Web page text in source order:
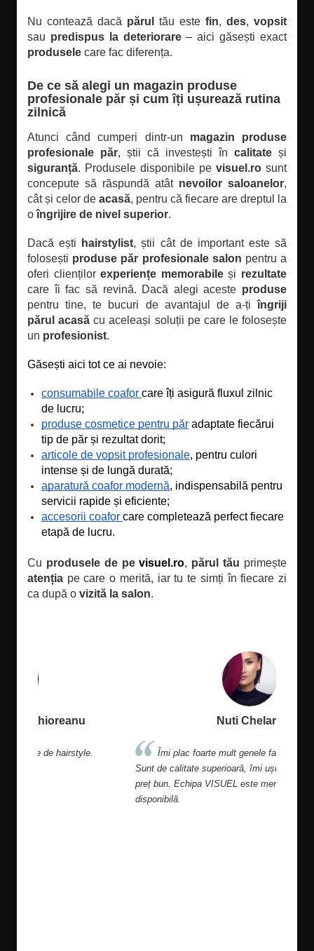
Nu contează dacă părul tău este fin, des, vopsit
sau predispus la deteriorare– aici găsești exact
produsele care fac diferența.
De ce să alegi un magazin produse
profesionale păr și cum îți ușurează rutina
zilnică
Atunci când cumperi dintr-un magazin produse
profesionale păr, știi că investești în calitate și
siguranță. Produsele disponibile pe visuel.ro sunt
concepute să răspundă atât nevoilor saloanelor,
cât și celor de acasă, pentru că fiecare are dreptul la
oîngrijire de nivel superior.
Dacă ești hairstylist, știi cât de important este să
folosești produse păr profesionale salon pentru a
oferi cliențilorexperiențe memorabileși rezultate
care îi fac să revină. Dacă alegi aceste produse
pentru tine, te bucuri de avantajul de a-țiîngriji
părul acasă cu aceleași soluții pe care le folosește
un profesionist.
Găsești aici tot ce ai nevoie:
consumabile coafor care îți asigură fluxul zilnic
de lucru;
produse cosmetice pentru păr adaptate fiecărui
tip de păr și rezultat dorit;
articole de vopsit profesionale, pentru culori
intense și de lungă durată;
aparatură coafor modernă, indispensabilă pentru
servicii rapide și eficiente;
accesorii coafor care completează perfect fiecare
etapă de lucru.
Cu produsele de pevisuel.ro, părul tău primește
atenția pe care o merită, iar tu te simți în fiecare zi
ca după o vizită la salon.
Îmi plac foarte mult genele false de la VISUEL.
Sunt de calitate superioară, îmi ușurează munca si au
preț bun. Echipa VISUEL este mereu amabiă si